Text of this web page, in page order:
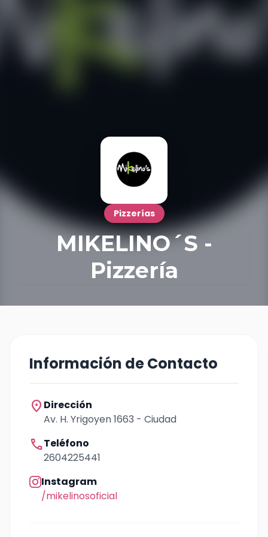
Pizzerías
MIKELINO´S -
Pizzería
Información de Contacto
location_on Dirección
Av. H. Yrigoyen 1663 - Ciudad
callTeléfono
2604225441
Instagram
/mikelinosoficial